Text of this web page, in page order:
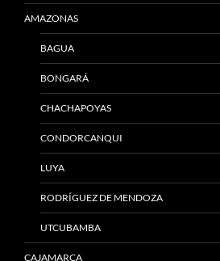
AMAZONAS
BAGUA
BONGARÁ
CHACHAPOYAS
CONDORCANQUI
LUYA
RODRÍGUEZ DE MENDOZA
UTCUBAMBA
CAJAMARCA